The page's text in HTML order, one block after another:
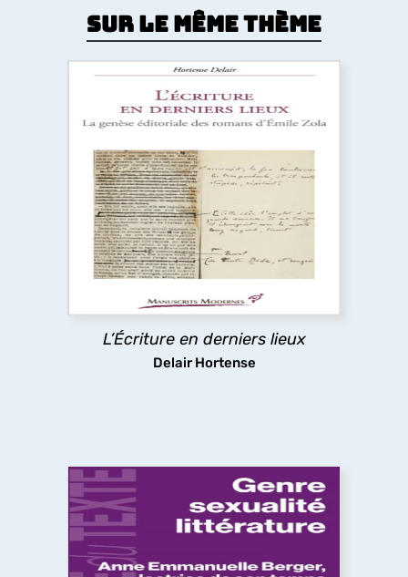
Sur le même thème
L’Écriture en derniers lieux
Delair Hortense
L’Écriture en derniers lieux
Pour certains auteurs, l’impression de l’ouvrage
relance l’écriture au lieu d’y mettre un terme. Cet
ouvrage réexamine l’histoire littéraire et les
Rougon-Macquartà la lumière des épreuves
typographiques, où Zola révise littéralement le
texte de chaque roman à la dernière minute.
découvrir
Genre, sexualité, littérature